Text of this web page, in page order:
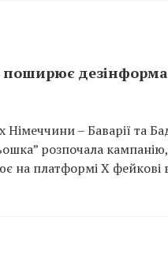
поширює
– Баварії та
розпочала
платформі X фейкові